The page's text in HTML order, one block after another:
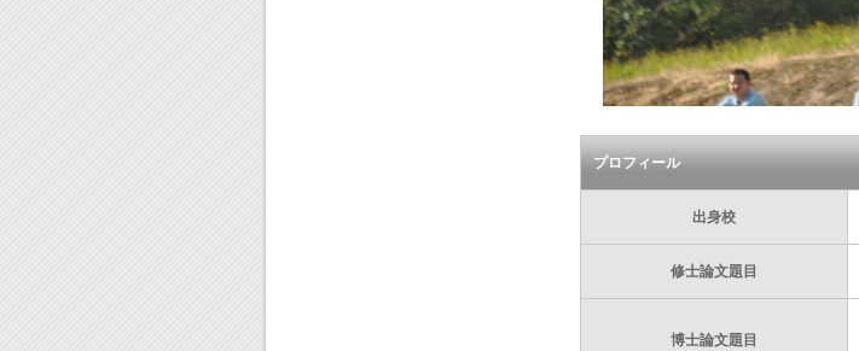
プロフィール
出身校
修士論文題目
博士論文題目